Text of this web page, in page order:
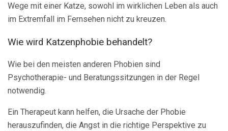
Wege mit einer Katze, sowohl im wirklichen Leben als auch
im Extremfall im Fernsehen nicht zu kreuzen.
Wie wird Katzenphobie behandelt?
Wie bei den meisten anderen Phobien sind
Psychotherapie- und Beratungssitzungen in der Regel
notwendig.
Ein Therapeut kann helfen, die Ursache der Phobie
herauszufinden, die Angst in die richtige Perspektive zu